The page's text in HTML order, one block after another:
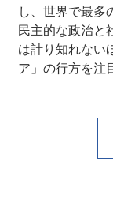
し、世界で最多
民主的な政治と
は計り知れない
ア」の行方を注